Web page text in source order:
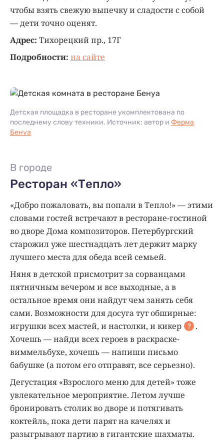
чтобы взять свежую выпечку и сладости с собой
— дети точно оценят.
Адрес: Тихорецкий пр., 17Г
Подробности: на сайте
Детская площадка в ресторане укомплектована по
последнему слову техники. Источник: автор и Ферма
Бенуа
В городе
Ресторан «Тепло»
«Добро пожаловать, вы попали в Тепло!» — этими
словами гостей встречают в ресторане-гостиной
во дворе Дома композиторов. Петербургский
старожил уже шестнадцать лет держит марку
лучшего места для обеда всей семьей.
Няня в детской присмотрит за сорванцами
пятничным вечером и все выходные, а в
остальное время они найдут чем занять себя
сами. Возможности для досуга тут обширные:
игрушки всех мастей, и настолки, и кикер ? .
Хочешь — найди всех героев в раскраске-
виммельбухе, хочешь — напиши письмо
бабушке (а потом его отправят, все серьезно).
Дегустация «Взрослого меню для детей» тоже
увлекательное мероприятие. Летом лучше
бронировать столик во дворе и потягивать
коктейль, пока дети парят на качелях и
разыгрывают партию в гигантские шахматы.